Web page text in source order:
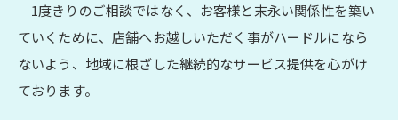
1度きりのご相談ではなく、お客様と末永い関係性を築い
ていくために、店舗へお越しいただく事がハードルになら
ないよう、地域に根ざした継続的なサービス提供を心がけ
ております。